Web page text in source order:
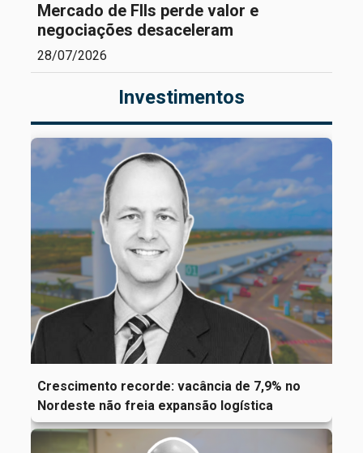
Mercado de FIIs perde valor e
negociações desaceleram
28/07/2026
Investimentos
Crescimento recorde: vacância de 7,9% no
Nordeste não freia expansão logística